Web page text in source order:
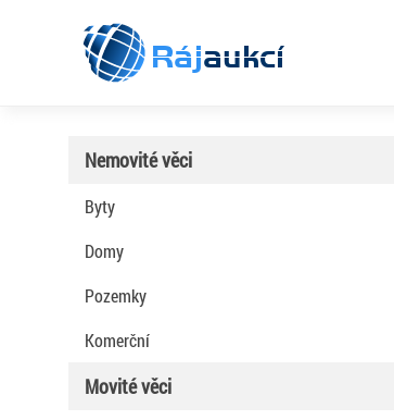
Nemovité věci
Byty
Domy
Pozemky
Komerční
Movité věci
Rájaukcí